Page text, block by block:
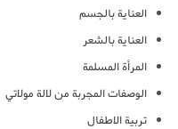
العناية بالجسم
العناية بالشعر
المرأة المسلمة
الوصفات المجربة من لالة مولاتي
تربية الاطفال